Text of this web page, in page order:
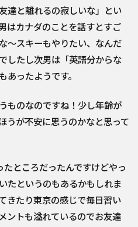
達と離れるの寂しいな」とい
はカナダのことを話すとすご
～スキーもやりたい、なんだ
したし次男は「英語分からな
あったようです。
ものなのですね！少し年齢が
うが不安に思うのかなと思って
たところだったんですけどやっ
たというのもあるかもしれま
きたり東京の感じで毎日習い
ントも溢れているのでお友達